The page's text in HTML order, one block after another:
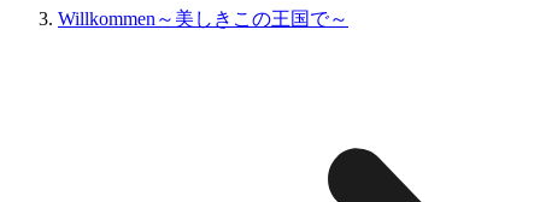
Willkommen～美しきこの王国で～